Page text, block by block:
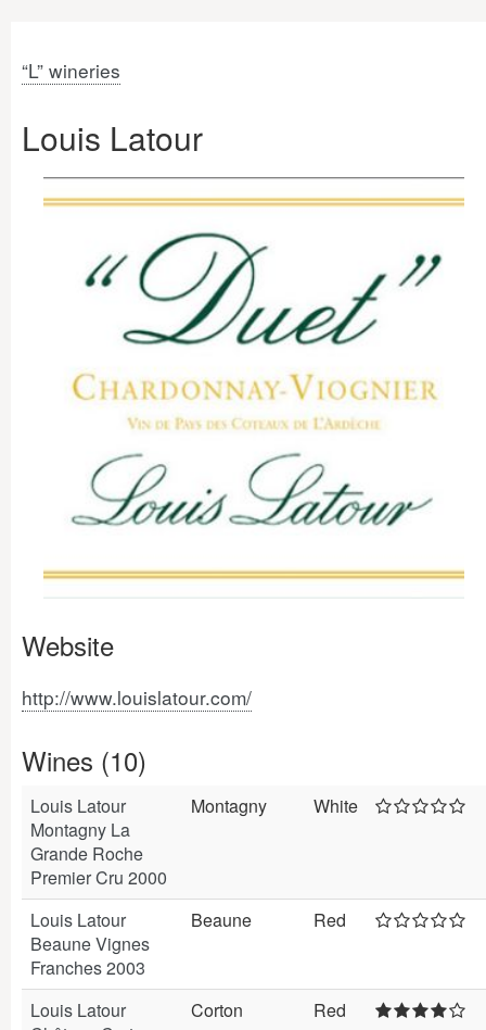
“L” wineries
Louis Latour
Website
http://www.louislatour.com/
Wines (10)
Louis Latour
Montagny La
Grande Roche
Premier Cru 2000
Montagny White
Louis Latour
Beaune Vignes
Franches 2003
Beaune Red
Louis Latour
Corton Red